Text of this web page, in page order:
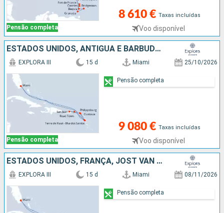
Pensão completa
8 610 € Taxas incluídas
Voo disponível
ESTADOS UNIDOS, ANTÍGUA E BARBUDA, GUADALUPE, SÃO MARTINHO, PORTO RICO, TORTOLA, FRANÇA
Pensão completa
EXPLORA III 15 d Miami 25/10/2026
9 080 € Taxas incluídas
Voo disponível
Pensão completa
ESTADOS UNIDOS, FRANÇA, JOST VAN DYKE, PORTO RICO, ANGUILHAS, ANTÍGUA E BARBUDA, REPÚBLICA DOMINICANA
EXPLORA III 15 d Miami 08/11/2026
Pensão completa